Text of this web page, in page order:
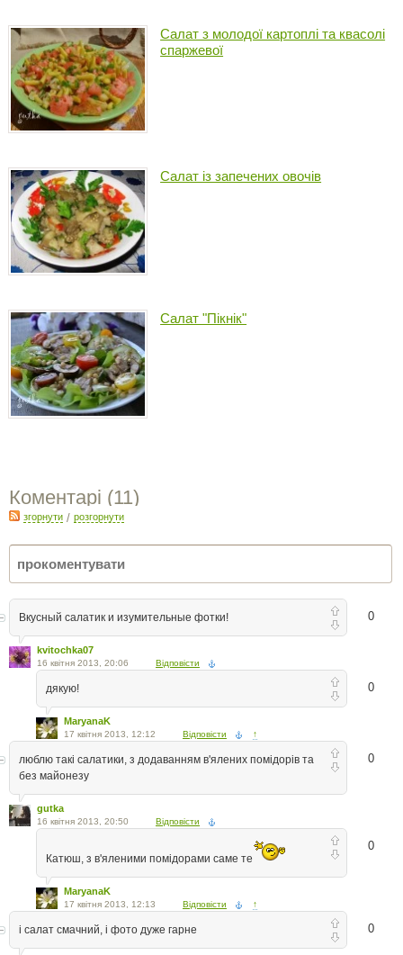
Салат з молодої картоплі та квасолі
спаржевої
Салат із запечених овочів
Салат "Пікнік"
Коментарі (11)
згорнути / розгорнути
0
Вкусный салатик и изумительные фотки!
kvitochka07
16 квітня 2013, 20:06 Відповісти
0
дякую!
MaryanaK
17 квітня 2013, 12:12 Відповісти ↑
0
люблю такі салатики, з додаванням в'ялених помідорів та
без майонезу
gutka
16 квітня 2013, 20:50 Відповісти
0
Катюш, з в'яленими помідорами саме те
MaryanaK
17 квітня 2013, 12:13 Відповісти ↑
0
і салат смачний, і фото дуже гарне